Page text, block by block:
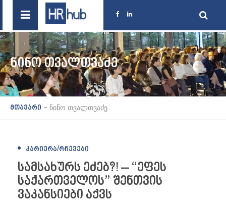
ᲜᲘᲜᲝ ᲗᲕᲐᲚᲗᲕᲐᲫᲔ
მთავარი - ნინო თვალთვაძე
ᲙᲐᲠᲘᲔᲠᲐ/ᲠᲩᲔᲕᲔᲑᲘ
სამსახურს ეძებ?! – “ეფეს
საქართველოს” შენთვის
ვაკანსიები აქვს